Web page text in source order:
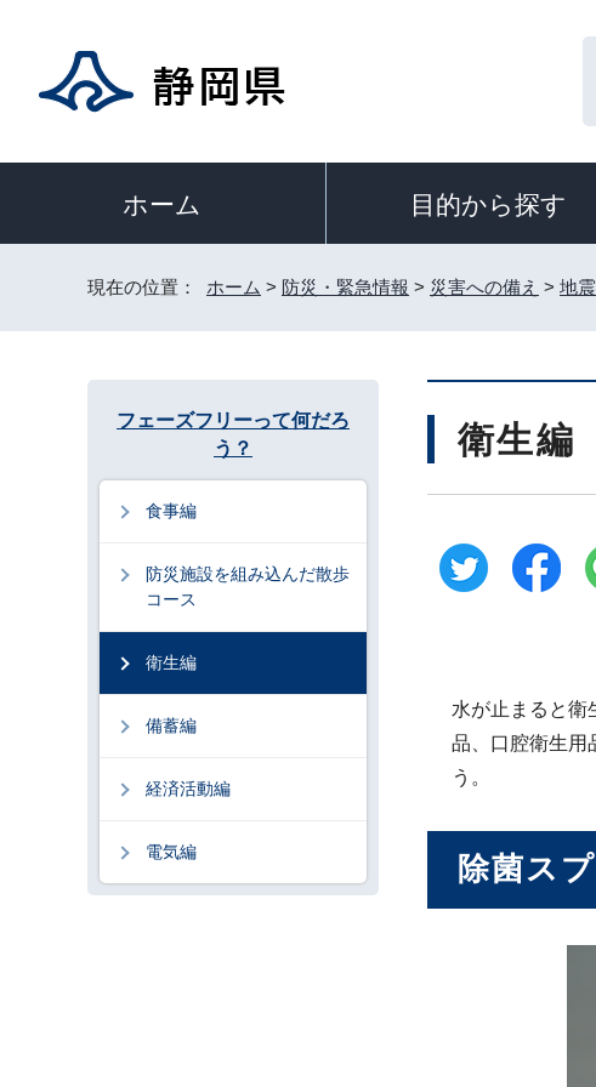
ホーム 目的から探す
現在の位置： ホーム > 防災・緊急情報 > 災害への備え > 地
衛生編
水が止まると衛
品、口腔衛生用
う。
除菌ス
フェーズフリーって何だろ
う？
食事編
防災施設を組み込んだ散歩
コース
衛生編
備蓄編
経済活動編
電気編